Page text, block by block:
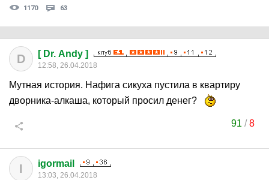
1170 63
D [ Dr. Andy ]
12:58, 26.04.2018
Мутная история. Нафига сикуха пустила в квартиру
дворника-алкаша, который просил денег?
91 /8
I igormail
13:03, 26.04.2018